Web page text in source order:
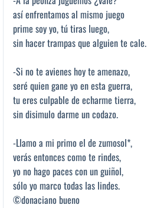
así enfrentamos al mismo juego
prime soy yo, tú tiras luego,
sin hacer trampas que alguien te cale.
-Si no te avienes hoy te amenazo,
seré quien gane yo en esta guerra,
tu eres culpable de echarme tierra,
sin disimulo darme un codazo.
-Llamo a mi primo el de zumosol*,
verás entonces como te rindes,
yo no hago paces con un guiñol,
sólo yo marco todas las lindes.
©donaciano bueno